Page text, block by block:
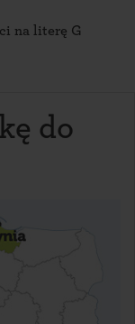
na literę G
do